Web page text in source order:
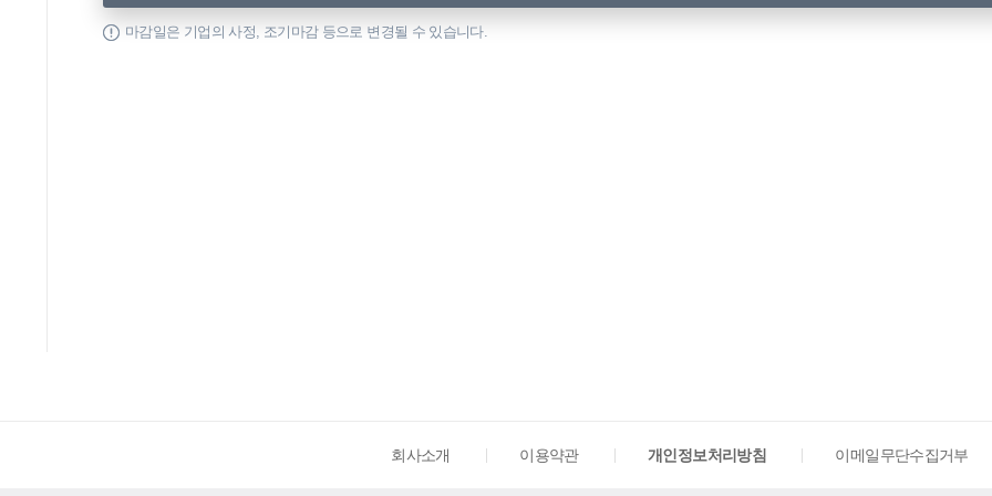
마감일은 기업의 사정, 조기마감 등으로 변경될 수 있습니다.
회사소개 이용약관 개인정보처리방침 이메일무단수집거부